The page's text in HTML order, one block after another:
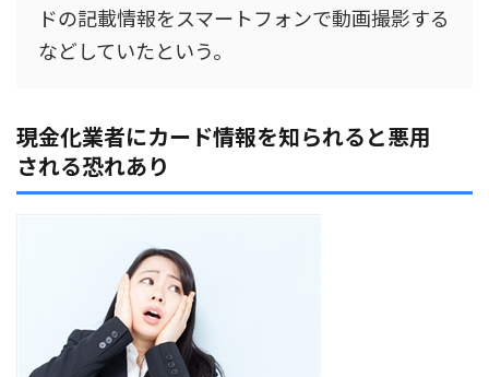
ドの記載情報をスマートフォンで動画撮影する
などしていたという。
現金化業者にカード情報を知られると悪用
される恐れあり